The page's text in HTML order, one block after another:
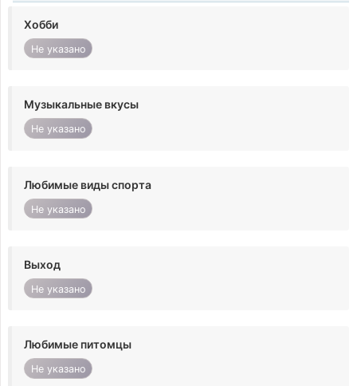
Хобби
Не указано
Музыкальные вкусы
Не указано
Любимые виды спорта
Не указано
Выход
Не указано
Любимые питомцы
Не указано